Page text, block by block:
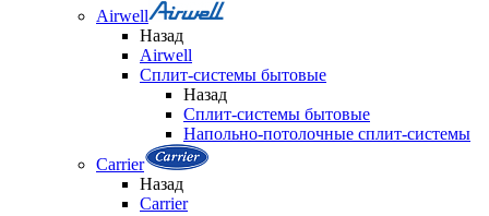
Airwell
Назад
Airwell
Сплит-системы бытовые
Назад
Сплит-системы бытовые
Напольно-потолочные сплит-системы
Carrier
Назад
Carrier